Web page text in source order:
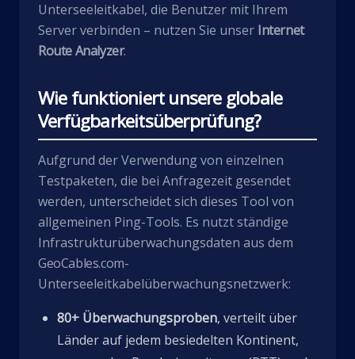
Unterseeleitkabel, die Benutzer mit Ihrem
Server verbinden – nutzen Sie unser Internet
Route Analyzer.
Wie funktioniert unsere globale
Verfügbarkeitsüberprüfung?
Aufgrund der Verwendung von einzelnen
Testpaketen, die bei Anfragezeit gesendet
werden, unterscheidet sich dieses Tool von
allgemeinen Ping-Tools. Es nutzt ständige
Infrastrukturüberwachungsdaten aus dem
GeoCables.com-
Unterseeleitkabelüberwachungsnetzwerk:
80+ Überwachungsproben, verteilt über
Länder auf jedem besiedelten Kontinent,